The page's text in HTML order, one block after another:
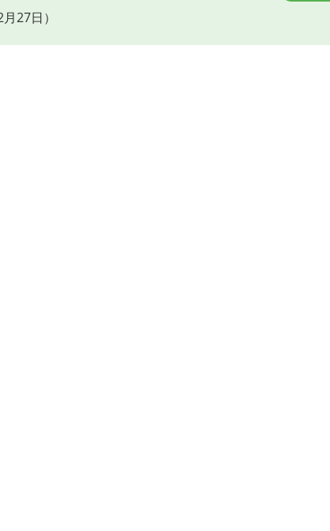
27日）